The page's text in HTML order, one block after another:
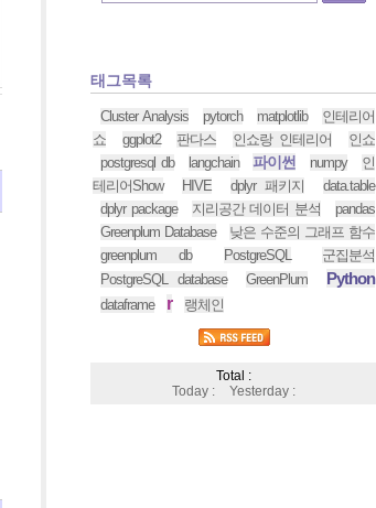
태그목록
Cluster Analysis pytorch matplotlib
인테리어
쇼
ggplot2 판다스 인쇼랑 인테리어
인쇼
postgresql db
langchain 파이썬 numpy
인
테리어Show
HIVE dplyr 패키지
data.table
dplyr package
지리공간 데이터 분석
pandas
Greenplum Database
낮은 수준의 그래프 함수
greenplum db
PostgreSQL
군집분석
PostgreSQL database
GreenPlum Python
dataframe r 랭체인
Total :
Today :
Yesterday :